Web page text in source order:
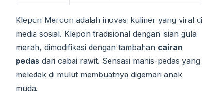
Klepon Mercon adalah inovasi kuliner yang viral di
media sosial. Klepon tradisional dengan isian gula
merah, dimodifikasi dengan tambahan cairan
pedas dari cabai rawit. Sensasi manis-pedas yang
meledak di mulut membuatnya digemari anak
muda.